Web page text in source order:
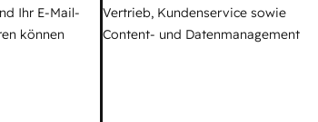
Ihr E-Mail-
können
Vertrieb, Kundenservice sowie
Content- und Datenmanagement